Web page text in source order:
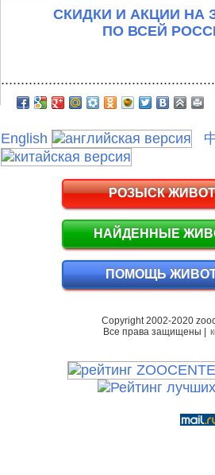
СКИДКИ И АКЦИИ НА
ПО ВСЕЙ
English
РОЗЫСК
НАЙДЕННЫЕ
ПОМОЩЬ
Copyright 2002-2020
Все права защищены |